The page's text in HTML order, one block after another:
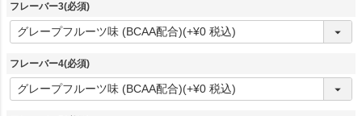
フレーバー3(必須)
フレーバー4(必須)